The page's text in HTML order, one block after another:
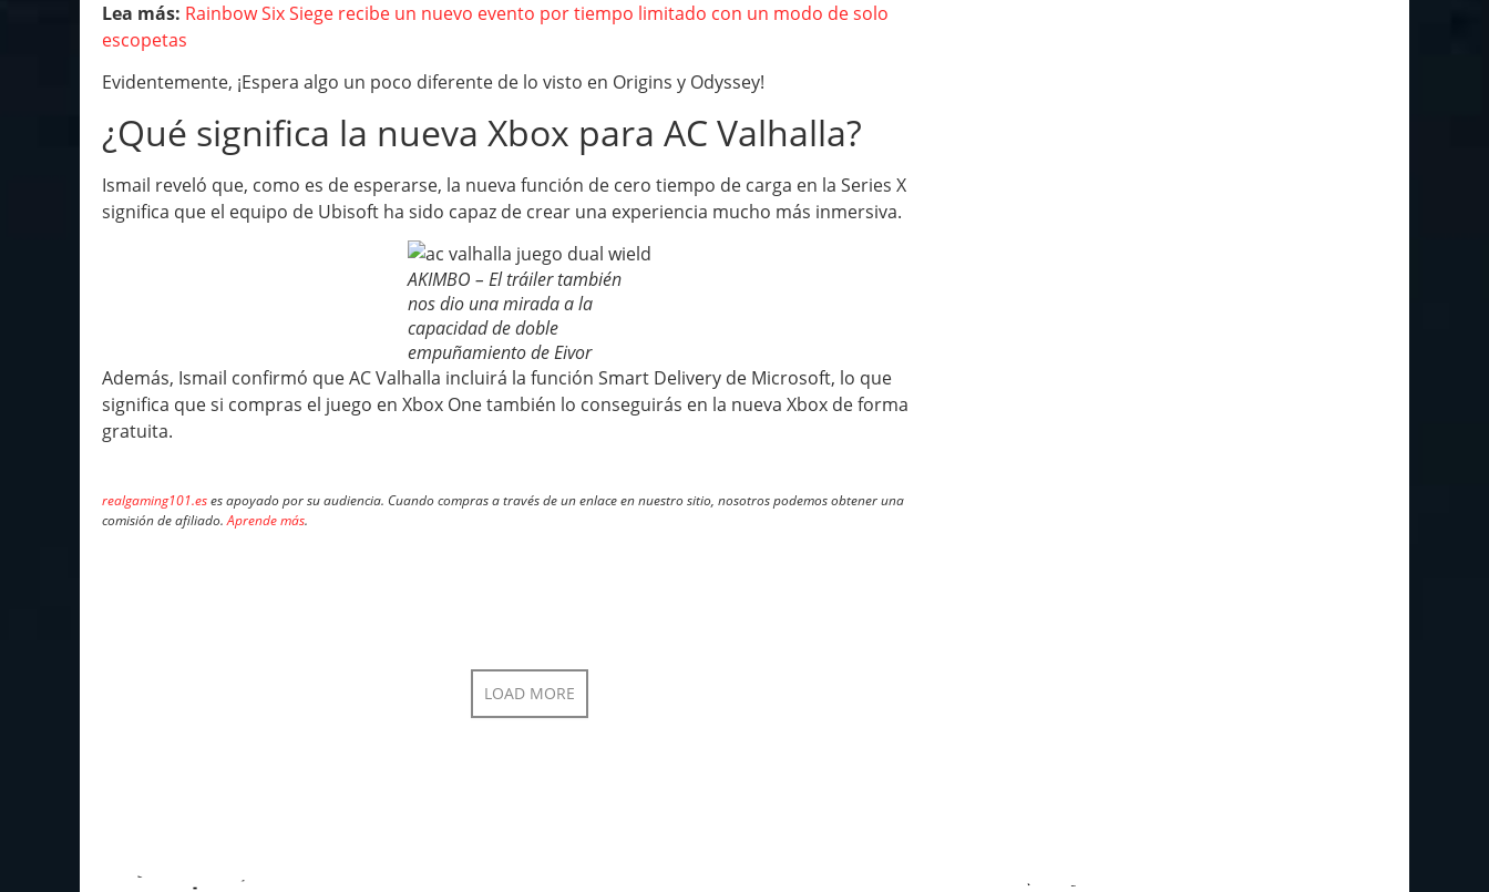
Lea más: Rainbow Six Siege recibe un nuevo evento por tiempo limitado con un modo de solo
escopetas
Evidentemente, ¡Espera algo un poco diferente de lo visto en Origins y Odyssey!
¿Qué significa la nueva Xbox para AC Valhalla?
Ismail reveló que, como es de esperarse, la nueva función de cero tiempo de carga en la Series X
significa que el equipo de Ubisoft ha sido capaz de crear una experiencia mucho más inmersiva.
AKIMBO – El tráiler también
nos dio una mirada a la
capacidad de doble
empuñamiento de Eivor
Además, Ismail confirmó que AC Valhalla incluirá la función Smart Delivery de Microsoft, lo que
significa que si compras el juego en Xbox One también lo conseguirás en la nueva Xbox de forma
gratuita.
realgaming101.eses apoyado por su audiencia. Cuando compras a través de un enlace en nuestro sitio, nosotros podemos obtener una
comisión de afiliado.Aprende más.
LOAD MORE